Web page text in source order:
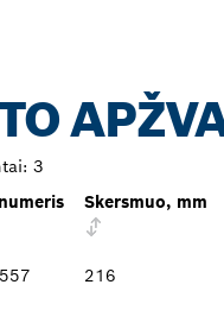
3
Skersmuo, mm
216